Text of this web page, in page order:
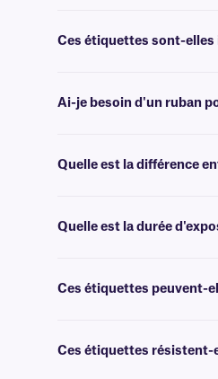
Ces étiquettes sont-elles
Ai-je besoin d'un ruban
Quelle est la différence
Quelle est la durée
Ces étiquettes peuvent-
Ces étiquettes résistent-